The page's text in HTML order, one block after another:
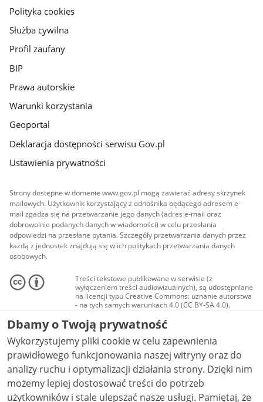
gov.pl
Polityka cookies
Służba cywilna
Profil zaufany
BIP
Prawa autorskie
Warunki korzystania
Geoportal
Deklaracja dostępności serwisu Gov.pl
Ustawienia prywatności
Strony dostępne w domenie www.gov.pl mogą zawierać adresy skrzynek
mailowych. Użytkownik korzystający z odnośnika będącego adresem e-
mail zgadza się na przetwarzanie jego danych (adres e-mail oraz
dobrowolnie podanych danych w wiadomości) w celu przesłania
odpowiedzi na przesłane pytania. Szczegóły przetwarzania danych przez
każdą z jednostek znajdują się w ich politykach przetwarzania danych
osobowych.
Treści tekstowe publikowane w serwisie (z
wyłączeniem treści audiowizualnych), są udostępniane
na licencji typu Creative Commons: uznanie autorstwa
- na tych samych warunkach 4.0 (CC BY-SA 4.0).
Materiały audiowizualne, w tym zdjęcia, materiały
audio i wideo, są udostępniane na licencji typu
Creative Commons: uznanie autorstwa użycie
niekomercyjne - bez utworów zależnych 4.0 (CC BY-
NC-ND 4.0), o ile nie jest to stwierdzone inaczej.
Dbamy o Twoją prywatność
Wykorzystujemy pliki cookie w celu zapewnienia
prawidłowego funkcjonowania naszej witryny oraz do
analizy ruchu i optymalizacji działania strony. Dzięki nim
możemy lepiej dostosować treści do potrzeb
użytkowników i stale ulepszać nasze usługi. Pamiętaj, że